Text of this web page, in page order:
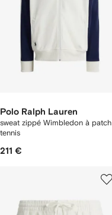
Polo Ralph Lauren
sweat zippé Wimbledon à patch
tennis
211 €